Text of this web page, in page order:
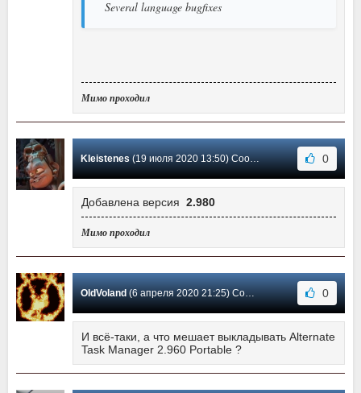
Several language bugfixes
Мимо проходил
Kleistenes(19 июля 2020 13:50) Сообщение #36 0
Добавлена версия 2.980
Мимо проходил
OldVoland(6 апреля 2020 21:25) Сообщение #35 0
И всё-таки, а что мешает выкладывать Alternate
Task Manager 2.960 Portable ?